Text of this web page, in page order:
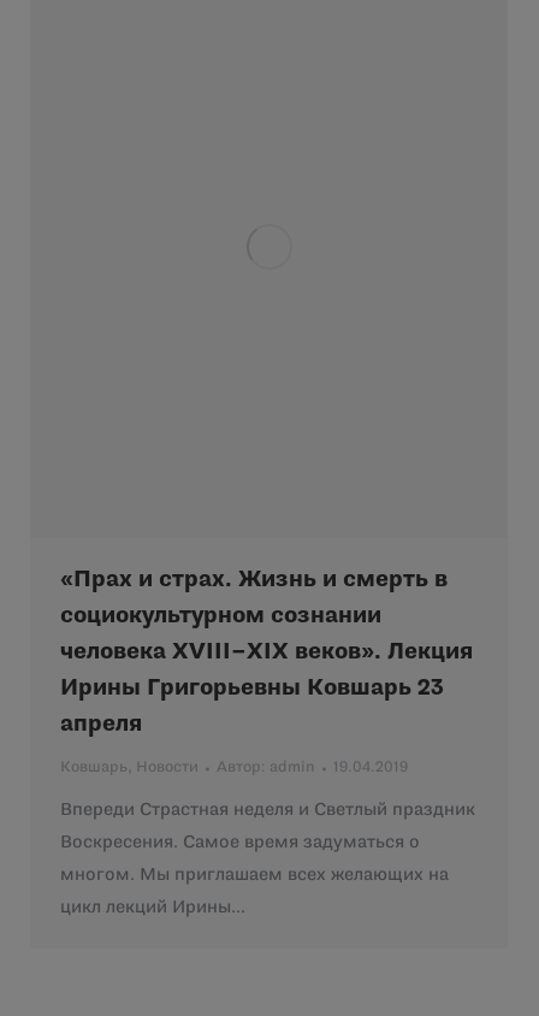
«Прах и страх. Жизнь и смерть в
социокультурном сознании
человека XVIII–XIX веков». Лекция
Ирины Григорьевны Ковшарь 23
апреля
Ковшарь, Новости Автор: admin 19.04.2019
Впереди Страстная неделя и Светлый праздник
Воскресения. Самое время задуматься о
многом. Мы приглашаем всех желающих на
цикл лекций Ирины…